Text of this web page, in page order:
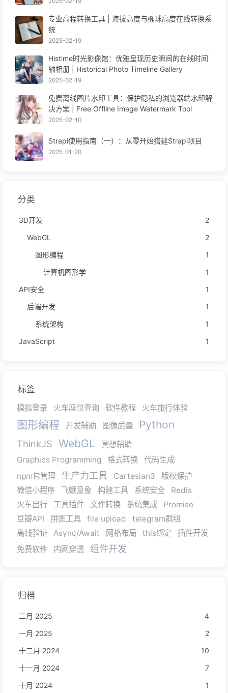
专业高程转换工具 | 海拔高度与椭球高度在线转换系
统
2025-02-19
Histime时光影像馆：优雅呈现历史瞬间的在线时间
轴相册 | Historical Photo Timeline Gallery
2025-02-19
免费离线图片水印工具：保护隐私的浏览器端水印解
决方案 | Free Offline Image Watermark Tool
2025-02-10
Strapi使用指南（一）：从零开始搭建Strapi项目
2025-01-20
分类
3D开发
2
WebGL
2
图形编程
1
计算机图形学
1
API安全
1
后端开发
1
系统架构
1
JavaScript
1
标签
模拟登录 火车座位查询 软件教程 火车旅行体验
图形编程 开发辅助 图像质量 Python
ThinkJS WebGL
冥想辅助
Graphics Programming
格式转换
代码生成
npm包管理
生产力工具 Cartesian3
版权保护
微信小程序
飞蛾意象 构建工具 系统安全
Redis
火车出行
工具插件 文件转换 系统集成
Promise
豆瓣API
拼图工具 file upload
telegram群组
离线验证
Async/Await 网格布局 this绑定
插件开发
免费软件
内网穿透 组件开发
归档
二月 2025
4
一月 2025
2
十二月 2024
10
十一月 2024
7
十月 2024
1